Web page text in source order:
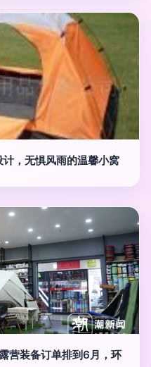
，无惧风雨的温馨小窝
营装备订单排到6月，环